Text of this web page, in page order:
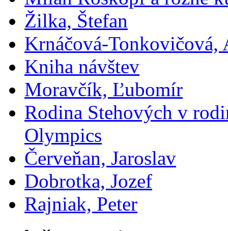
Žilka, Štefan
Krnáčová-Tonkovičová,
Kniha návštev
Moravčík, Ľubomír
Rodina Stehových v
Olympics
Červeňan, Jaroslav
Dobrotka, Jozef
Rajniak, Peter